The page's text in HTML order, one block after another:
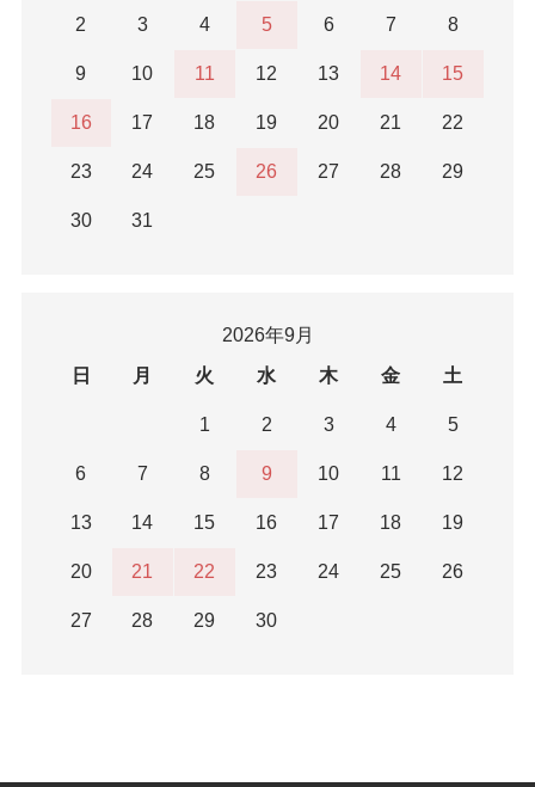
2 3 4 5 6 7 8
9 10 11 12 13 14 15
16 17 18 19 20 21 22
23 24 25 26 27 28 29
30 31
2026年9月
日
月 火 水 木 金 土
1 2 3 4 5
6 7 8 9 10 11 12
13 14 15 16 17 18 19
20 21 22 23 24 25 26
27 28 29 30